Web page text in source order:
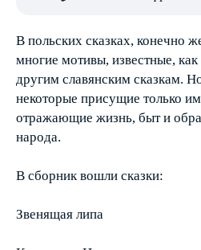
В польских сказках, конечно
многие мотивы, известные,
другим славянским сказкам.
некоторые присущие только
отражающие жизнь, быт и
народа.
В сборник вошли сказки:
Звенящая липа